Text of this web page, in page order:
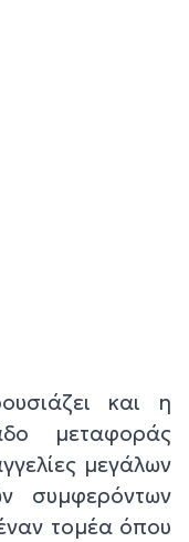
και η
μεταφοράς
μεγάλων
συμφερόντων
τομέα όπου